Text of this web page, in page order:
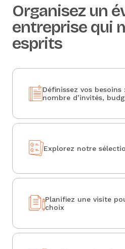
Organisez un
entreprise qui
esprits
Définissez vos
nombre d’invités,
Explorez notre
Planifiez une visite
choix